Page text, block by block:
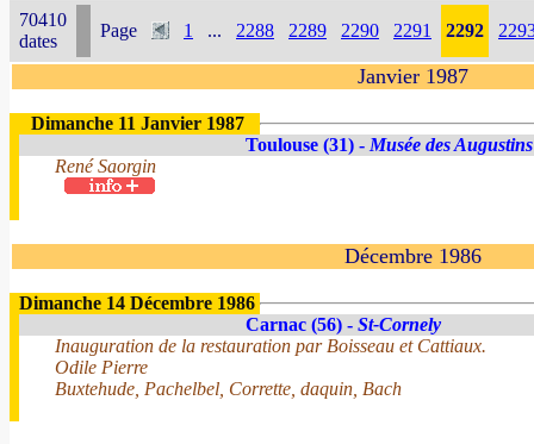
70410
dates
Page 1 ... 2288 2289 2290 2291 2292
Janvier 1987
Dimanche 11 Janvier 1987
Toulouse (31) - Musée des Augustins
René Saorgin
Décembre 1986
Dimanche 14 Décembre 1986
Carnac (56) - St-Cornely
Inauguration de la restauration par Boisseau et Cattiaux.
Odile Pierre
Buxtehude, Pachelbel, Corrette, daquin, Bach